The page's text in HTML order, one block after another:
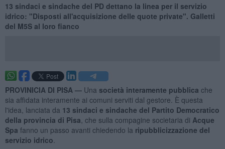
13 sindaci e sindache del PD dettano la linea per il servizio
idrico: "Disposti all'acquisizione delle quote private". Galletti
del M5S al loro fianco
PROVINICIA DI PISA — Una società interamente pubblica che
sia affidata interamente ai comuni serviti dal gestore. È questa
l'idea, lanciata da 13 sindaci e sindache del Partito Democratico
della provincia di Pisa , che sulla compagine societaria di Acque
Spa fanno un passo avanti chiedendo la ripubblicizzazione del
servizio idrico